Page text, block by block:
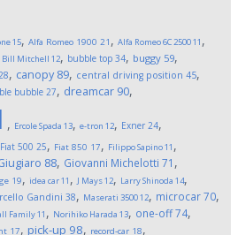
15, Alfa Romeo 1900 21 , Alfa Romeo 6C 250011 ,
Bill Mitchell 12, bubble top 34, buggy 59,
, canopy 89, central driving position 45,
bubble 27, dreamcar 90,
, Ercole Spada 13, e-tron 12, Exner 24,
Fiat 500 25, Fiat 850 17, Filippo Sapino11 ,
88, Giovanni Michelotti 71 ,
19, idea car11 , J Mays12, Larry Shinoda 14,
Gandini 38, Maserati 350012, microcar70,
Family11 , Norihiko Harada 13, one-off74,
17, pick-up 98, record-car 18,